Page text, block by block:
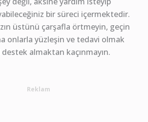
bir süreci içermektedir.
üstünü çarşafla örtmeyin, geçin
onlarla yüzleşin ve tedavi olmak
almaktan kaçınmayın.
Reklam